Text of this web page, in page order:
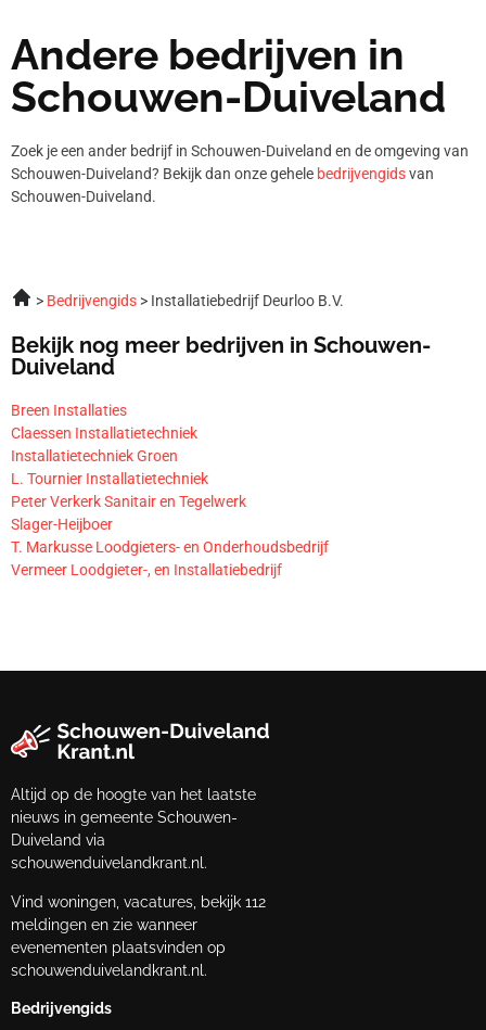
Andere bedrijven in
Schouwen-Duiveland
Zoek je een ander bedrijf in Schouwen-Duiveland en de omgeving van
Schouwen-Duiveland? Bekijk dan onze gehele bedrijvengidsvan
Schouwen-Duiveland.
Bedrijvengids Installatiebedrijf Deurloo B.V.
Bekijk nog meer bedrijven in Schouwen-
Duiveland
Breen Installaties
Claessen Installatietechniek
Installatietechniek Groen
L. Tournier Installatietechniek
Peter Verkerk Sanitair en Tegelwerk
Slager-Heijboer
T. Markusse Loodgieters- en Onderhoudsbedrijf
Vermeer Loodgieter-, en Installatiebedrijf
Altijd op de hoogte van het laatste
nieuws in gemeente Schouwen-
Duiveland via
schouwenduivelandkrant.nl.
Vind woningen, vacatures, bekijk 112
meldingen en zie wanneer
evenementen plaatsvinden op
schouwenduivelandkrant.nl.
Bedrijvengids